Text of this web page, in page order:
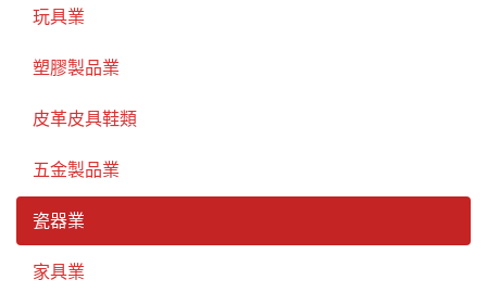
玩具業
塑膠製品業
皮革皮具鞋類
五金製品業
瓷器業
家具業